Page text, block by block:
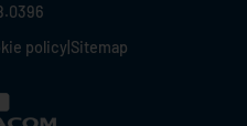
policy Sitemap